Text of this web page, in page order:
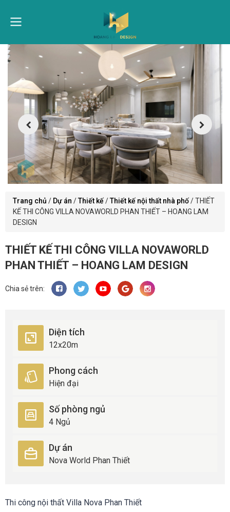
Trang chủ / Dự án /Thiết kế/Thiết kế nội thất nhà phố/THIẾT
KẾ THI CÔNG VILLA NOVAWORLD PHAN THIẾT – HOANG LAM
DESIGN
THIẾT KẾ THI CÔNG VILLA NOVAWORLD
PHAN THIẾT – HOANG LAM DESIGN
Chia sẻ trên:
Diện tích
12x20m
Phong cách
Hiện đại
Số phòng ngủ
4 Ngủ
Dự án
Nova World Phan Thiết
Thi công nội thất Villa Nova Phan Thiết